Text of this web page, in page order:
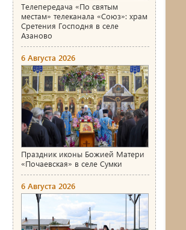
Телепередача «По святым
местам» телеканала «Союз»: храм
Сретения Господня в селе
Азаново
6 Августа 2026
Праздник иконы Божией Матери
«Почаевская» в селе Сумки
6 Августа 2026